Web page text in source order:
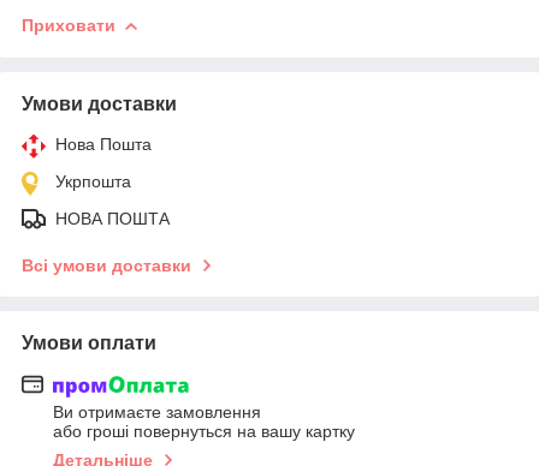
Приховати
Умови доставки
Нова Пошта
Укрпошта
НОВА ПОШТА
Всі умови доставки
Умови оплати
Ви отримаєте замовлення
або гроші повернуться на вашу картку
Детальніше